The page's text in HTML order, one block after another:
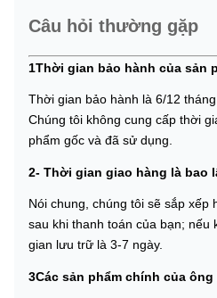
Câu hỏi thường gặp
1Thời gian bảo hành của sản
Thời gian bảo hành là 6/12
Chúng tôi không cung cấp thời
phẩm gốc và đã sử dụng.
2- Thời gian giao hàng là bao
Nói chung, chúng tôi sẽ sắp xếp
sau khi thanh toán của bạn; nếu
gian lưu trữ là 3-7 ngày.
3Các sản phẩm chính của ông